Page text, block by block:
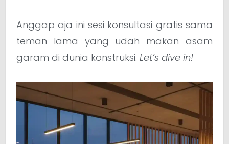
Anggap aja ini sesi konsultasi gratis sama
teman lama yang udah makan asam
garam di dunia konstruksi. Let’s dive in!